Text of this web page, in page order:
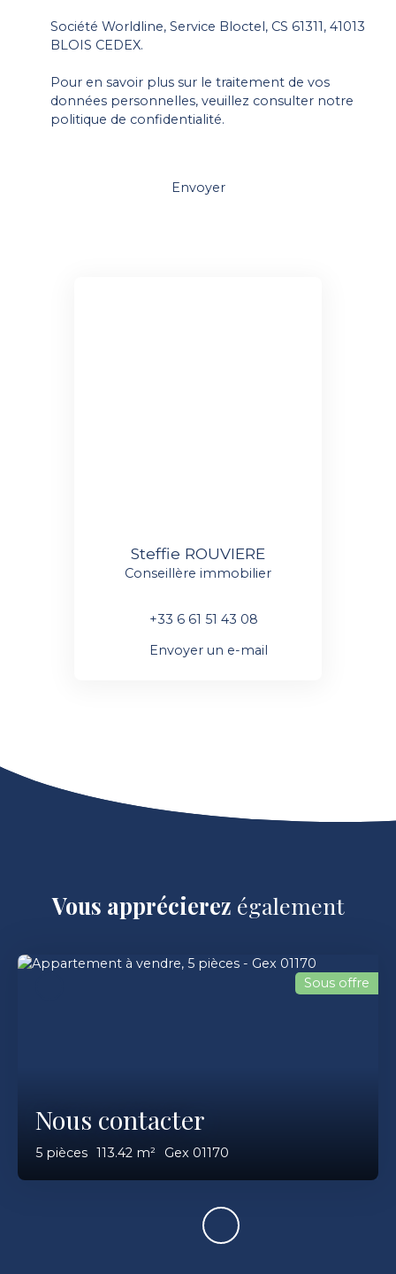
Société Worldline, Service Bloctel, CS 61311, 41013
BLOIS CEDEX.
Pour en savoir plus sur le traitement de vos
données personnelles, veuillez consulter notre
politique de confidentialité.
Envoyer
Steffie ROUVIERE
Conseillère immobilier
+33 6 61 51 43 08
Envoyer un e-mail
Vous apprécierez également
Nous contacter
5 pièces 113.42 m² Gex 01170
Sous offre